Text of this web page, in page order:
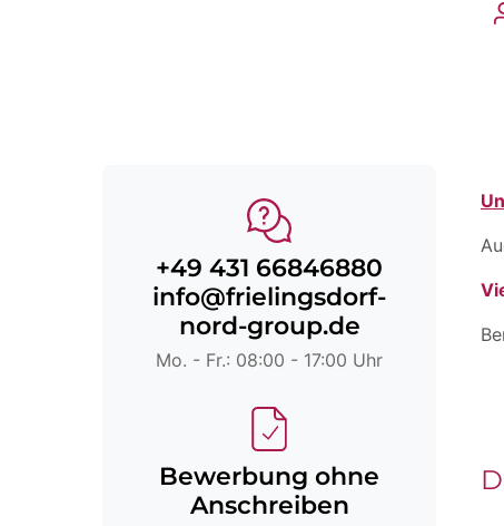
+49 431 66846880
info@frielingsdorf-
nord-group.de
Mo. - Fr.: 08:00 - 17:00 Uhr
Bewerbung ohne
Anschreiben